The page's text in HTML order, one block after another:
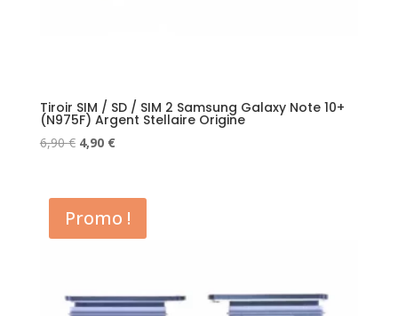
Tiroir SIM / SD / SIM 2 Samsung Galaxy Note 10+
(N975F) Argent Stellaire Origine
6,90€ Le
était :
6,90 €.
4,90 €Le
est :
4,90 €.
Promo !